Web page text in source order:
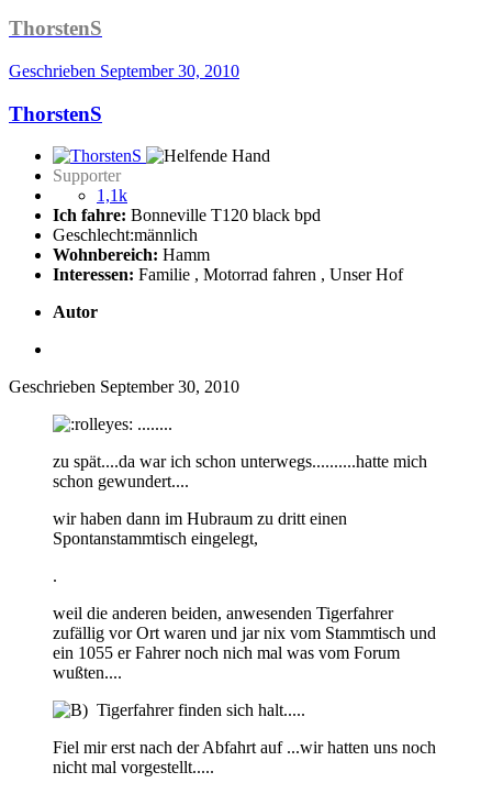
ThorstenS
Geschrieben September 30, 2010
ThorstenS
Supporter
1,1k
Ich fahre: Bonneville T120 black bpd
Geschlecht:männlich
Wohnbereich: Hamm
Interessen: Familie , Motorrad fahren , Unser Hof
Autor
Geschrieben September 30, 2010
........
zu spät....da war ich schon unterwegs..........hatte mich
schon gewundert....
wir haben dann im Hubraum zu dritt einen
Spontanstammtisch eingelegt,
.
weil die anderen beiden, anwesenden Tigerfahrer
zufällig vor Ort waren und jar nix vom Stammtisch und
ein 1055 er Fahrer noch nich mal was vom Forum
wußten....
Tigerfahrer finden sich halt.....
Fiel mir erst nach der Abfahrt auf ...wir hatten uns noch
nicht mal vorgestellt.....